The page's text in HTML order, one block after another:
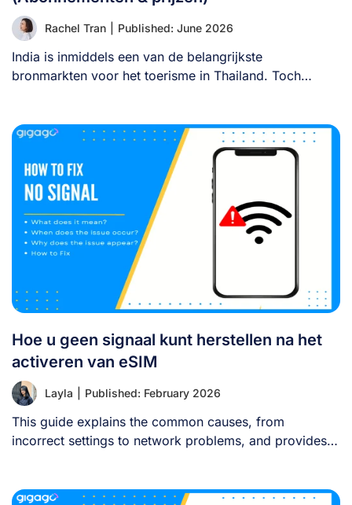
Rachel Tran Published: June 2026
India is inmiddels een van de belangrijkste
bronmarkten voor het toerisme in Thailand. Toch
Hoe u geen signaal kunt herstellen na het
activeren van eSIM
Layla Published: February 2026
This guide explains the common causes, from
incorrect settings to network problems, and provides